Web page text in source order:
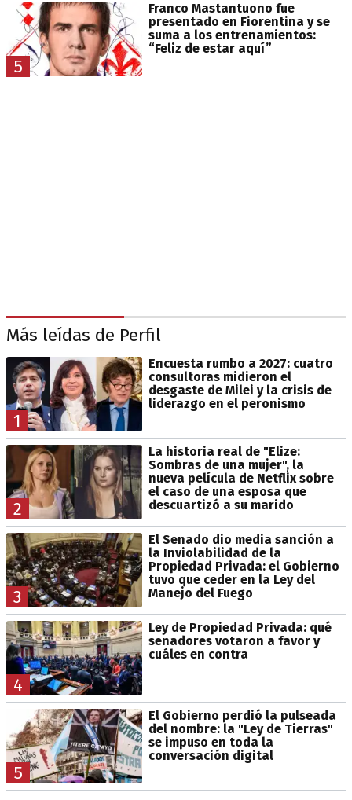
5
Franco Mastantuono fue
presentado en Fiorentina y se
suma a los entrenamientos:
“Feliz de estar aquí”
Más leídas de Perfil
1
Encuesta rumbo a 2027: cuatro
consultoras midieron el
desgaste de Milei y la crisis de
liderazgo en el peronismo
2
La historia real de "Elize:
Sombras de una mujer", la
nueva película de Netflix sobre
el caso de una esposa que
descuartizó a su marido
3
El Senado dio media sanción a
la Inviolabilidad de la
Propiedad Privada: el Gobierno
tuvo que ceder en la Ley del
Manejo del Fuego
4
Ley de Propiedad Privada: qué
senadores votaron a favor y
cuáles en contra
5
El Gobierno perdió la pulseada
del nombre: la "Ley de Tierras"
se impuso en toda la
conversación digital